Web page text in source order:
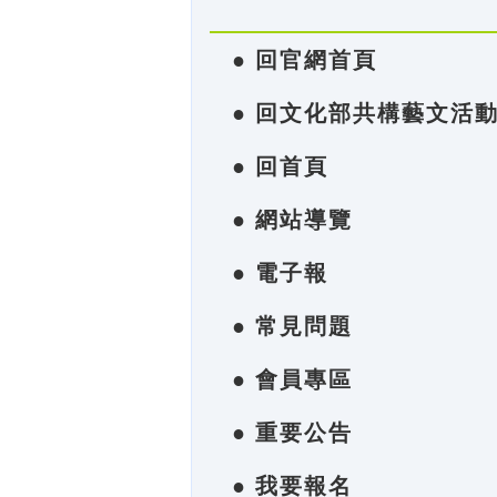
● 回官網首頁
● 回文化部共構藝文活
● 回首頁
● 網站導覽
● 電子報
● 常見問題
● 會員專區
● 重要公告
● 我要報名